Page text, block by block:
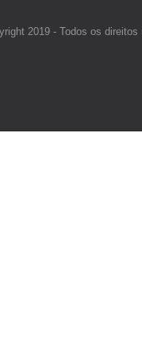
2019 - Todos os